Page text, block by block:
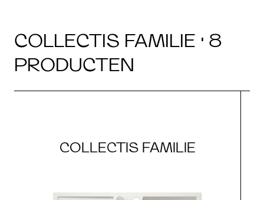
COLLECTIS FAMILIE · 8
PRODUCTEN
COLLECTIS FAMILIE